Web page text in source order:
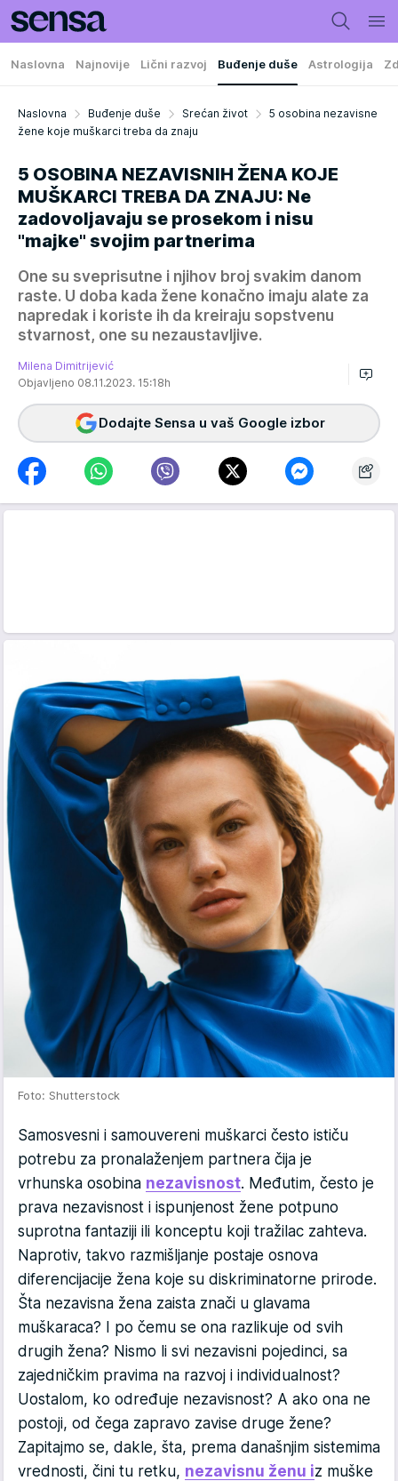
Naslovna Najnovije Lični razvoj Buđenje duše Astrologija
Naslovna Buđenje duše Srećan život
5 osobina nezavisne
žene koje muškarci treba da znaju
5 OSOBINA NEZAVISNIH ŽENA KOJE
MUŠKARCI TREBA DA ZNAJU: Ne
zadovoljavaju se prosekom i nisu
"majke" svojim partnerima
One su sveprisutne i njihov broj svakim danom
raste. U doba kada žene konačno imaju alate za
napredak i koriste ih da kreiraju sopstvenu
stvarnost, one su nezaustavljive.
Milena Dimitrijević
Objavljeno 08.11.2023. 15:18h
Dodajte Sensa u vaš Google izbor
Foto: Shutterstock
Samosvesni i samouvereni muškarci često ističu
potrebu za pronalaženjem partnera čija je
vrhunska osobina nezavisnost. Međutim, često je
prava nezavisnost i ispunjenost žene potpuno
suprotna fantaziji ili konceptu koji tražilac zahteva.
Naprotiv, takvo razmišljanje postaje osnova
diferencijacije žena koje su diskriminatorne prirode.
Šta nezavisna žena zaista znači u glavama
muškaraca? I po čemu se ona razlikuje od svih
drugih žena? Nismo li svi nezavisni pojedinci, sa
zajedničkim pravima na razvoj i individualnost?
Uostalom, ko određuje nezavisnost? A ako ona ne
postoji, od čega zapravo zavise druge žene?
Zapitajmo se, dakle, šta, prema današnjim sistemima
vrednosti, čini tu retku, nezavisnu ženu iz muške